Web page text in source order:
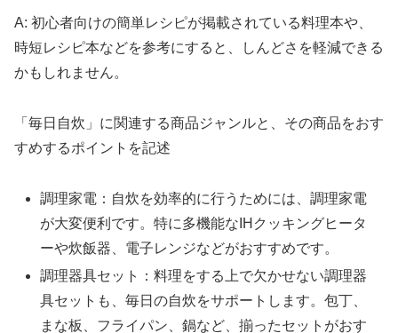
A: 初心者向けの簡単レシピが掲載されている料理本や、
時短レシピ本などを参考にすると、しんどさを軽減できる
かもしれません。
「毎日自炊」に関連する商品ジャンルと、その商品をおす
すめするポイントを記述
調理家電：自炊を効率的に行うためには、調理家電
が大変便利です。特に多機能なIHクッキングヒータ
ーや炊飯器、電子レンジなどがおすすめです。
調理器具セット：料理をする上で欠かせない調理器
具セットも、毎日の自炊をサポートします。包丁、
まな板、フライパン、鍋など、揃ったセットがおす